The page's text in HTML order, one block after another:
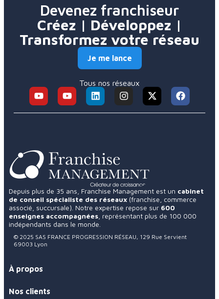
Devenez franchiseur
Créez | Développez |
Transformez votre réseau
Je me lance
Tous nos réseaux
Depuis plus de 35 ans, Franchise Management est un cabinet
de conseil spécialiste des réseaux (franchise, commerce
associé, succursale). Notre expertise repose sur 600
enseignes accompagnées , représentant plus de 100 000
indépendants dans le monde.
© 2025 SAS FRANCE PROGRESSION RÉSEAU, 129 Rue Servient
69003 Lyon